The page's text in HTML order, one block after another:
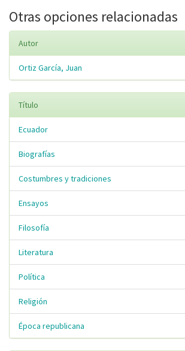
Otras opciones relacionadas
Autor
Ortiz García, Juan
Título
Ecuador
Biografías
Costumbres y tradiciones
Ensayos
Filosofía
Literatura
Política
Religión
Época republicana